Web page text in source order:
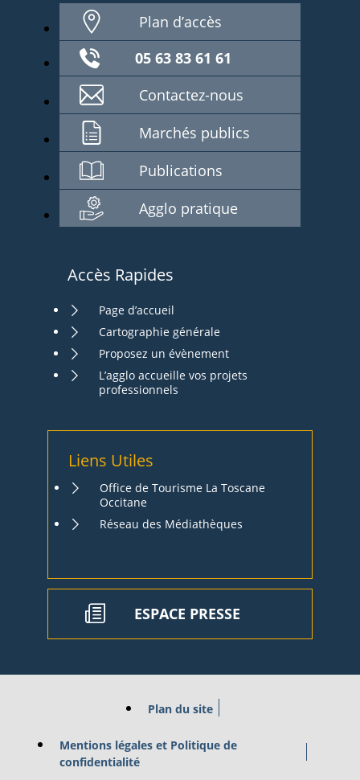
Plan d’accès
05 63 83 61 61
Contactez-nous
Marchés publics
Publications
Agglo pratique
Accès Rapides
Page d’accueil
Cartographie générale
Proposez un évènement
L’agglo accueille vos projets
professionnels
Liens Utiles
Office de Tourisme La Toscane
Occitane
Réseau des Médiathèques
ESPACE PRESSE
Plan du site
Mentions légales et Politique de
confidentialité